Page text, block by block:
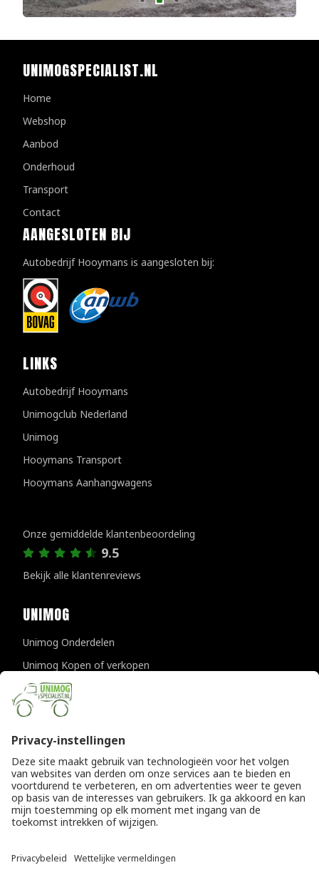
UNIMOGSPECIALIST.NL
Home
Webshop
Aanbod
Onderhoud
Transport
Contact
AANGESLOTEN BIJ
Autobedrijf Hooymans is aangesloten bij:
LINKS
Autobedrijf Hooymans
Unimogclub Nederland
Unimog
Hooymans Transport
Hooymans Aanhangwagens
Onze gemiddelde klantenbeoordeling
9.5
Bekijk alle klantenreviews
UNIMOG
Unimog Onderdelen
Unimog Kopen of verkopen
Unimog Onderhoud & Reparatie
Unimog Accessoires
Unimog APK-keuringen
CONTACTGEGEVENS
Unimogspecialist
Provincialeweg 94-98
5334 JK Velddriel
0418 632073